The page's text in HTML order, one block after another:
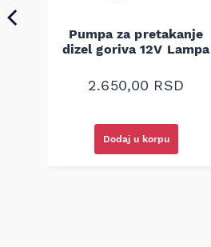
Pumpa za pretakanje
dizel goriva 12V Lampa
2.650,00 RSD
Dodaj u korpu